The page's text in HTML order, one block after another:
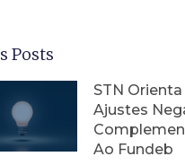
Posts
STN
Ajustes
Ao Fundeb